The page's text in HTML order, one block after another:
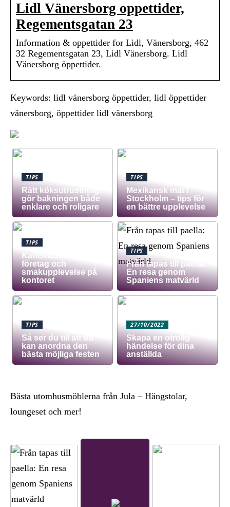
Lidl Vänersborg oppettider,
Regementsgatan 23
Information & oppettider for Lidl, Vänersborg, 462
32 Regementsgatan 23, Lidl Vänersborg. Lidl
Vänersborg öppettider.
Keywords: lidl vänersborg öppettider, lidl öppettider
vänersborg, öppettider lidl vänersborg
TIPS
Rätt köksutrustning
gör bakningen både
enklare och roligare
TIPS
Mexikansk mat i
Stockholm – tips för
en bättre upplevelse
TIPS
Kaffemaskin för
företag och
smakupplevelse på
kontoret
TIPS
Från tapas till paella:
En resa genom
Spaniens matvärld
TIPS
Så ser du till att du
kan anordna den
bästa möjliga festen
27/10/2022
Skapa en otrolig
händelse för dina
anställda
Bästa utomhusmöblerna från Jula – Hängstolar,
loungeset och mer!